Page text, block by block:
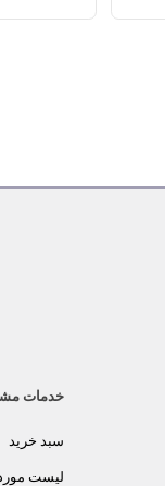
خدمات
سبد خرید
لیست